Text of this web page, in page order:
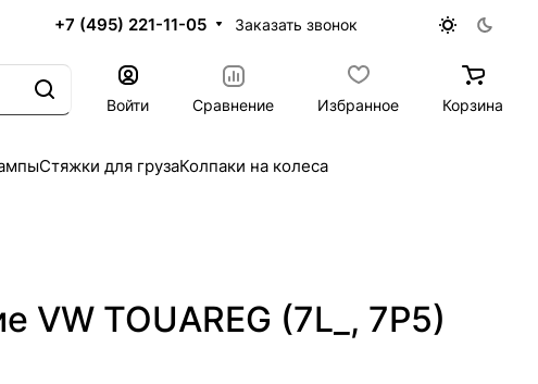
+7 (495) 221-11-05 Заказать звонок
Войти
Сравнение Избранное Корзина
Стяжки для грузаКолпаки на колеса
VW TOUAREG (7L_, 7P5)